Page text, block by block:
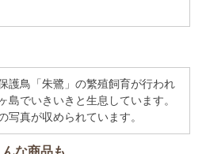
護鳥「朱鷺」の繁殖飼育が行われ
島でいきいきと生息しています。
写真が収められています。
な商品も